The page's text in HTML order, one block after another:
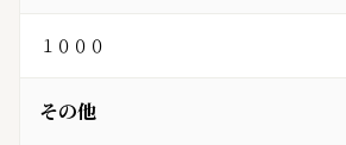
１０００
その他